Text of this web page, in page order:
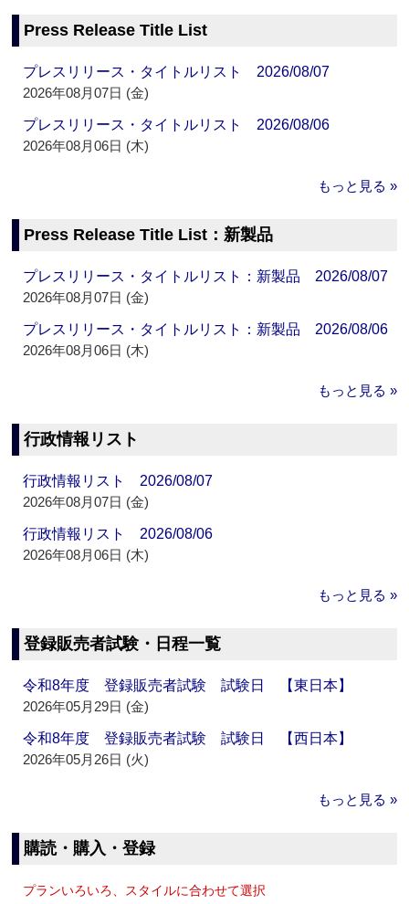
Press Release Title List
プレスリリース・タイトルリスト 2026/08/07
2026年08月07日 (金)
プレスリリース・タイトルリスト 2026/08/06
2026年08月06日 (木)
もっと見る »
Press Release Title List：新製品
プレスリリース・タイトルリスト：新製品 2026/08/07
2026年08月07日 (金)
プレスリリース・タイトルリスト：新製品 2026/08/06
2026年08月06日 (木)
もっと見る »
行政情報リスト
行政情報リスト 2026/08/07
2026年08月07日 (金)
行政情報リスト 2026/08/06
2026年08月06日 (木)
もっと見る »
登録販売者試験・日程一覧
令和8年度 登録販売者試験 試験日 【東日本】
2026年05月29日 (金)
令和8年度 登録販売者試験 試験日 【西日本】
2026年05月26日 (火)
もっと見る »
購読・購入・登録
プランいろいろ、スタイルに合わせて選択